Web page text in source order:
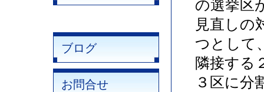
ブログ
お問合せ
の選挙区
見直しの
つとして
隣接する
３区に分